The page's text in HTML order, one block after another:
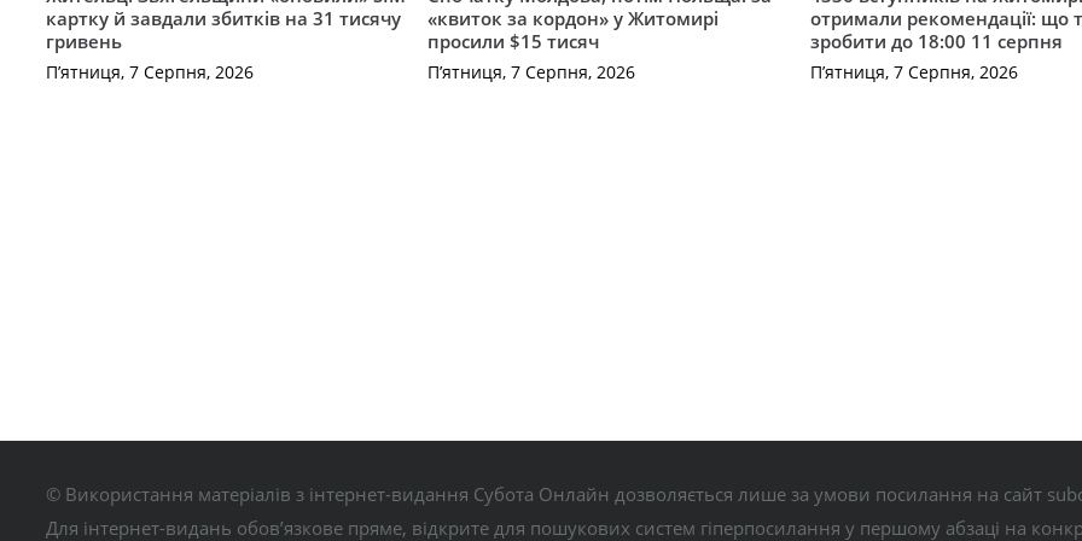
картку й завдали збитків на 31 тисячу
гривень
П’ятниця, 7 Серпня, 2026
«квиток за кордон» у Житомирі
просили $15 тисяч
П’ятниця, 7 Серпня, 2026
отримали рекомендації: що
зробити до 18:00 11 серпня
П’ятниця, 7 Серпня, 2026
© Використання матеріалів з інтернет-видання Субота Онлайн дозволяється лише за умови посилання на сайт
Для інтернет-видань обов’язкове пряме, відкрите для пошукових систем гіперпосилання у першому абзаці на